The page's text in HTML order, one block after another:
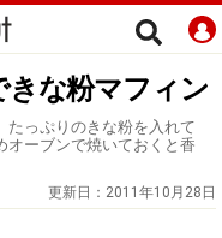
な粉マフィン
たっぷりのきな粉を入れて
オーブンで焼いておくと香
更新日： 2011年10月28日